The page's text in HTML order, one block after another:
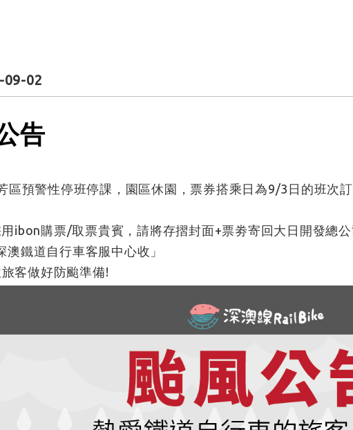
09-02
告
區預警性停班停課，園區休園，票券搭乘日為9/3日的班次訂
ibon購票/取票貴賓，請將存摺封面+票劵寄回大日開發總
鐵道自行車客服中心收」
客做好防颱準備!